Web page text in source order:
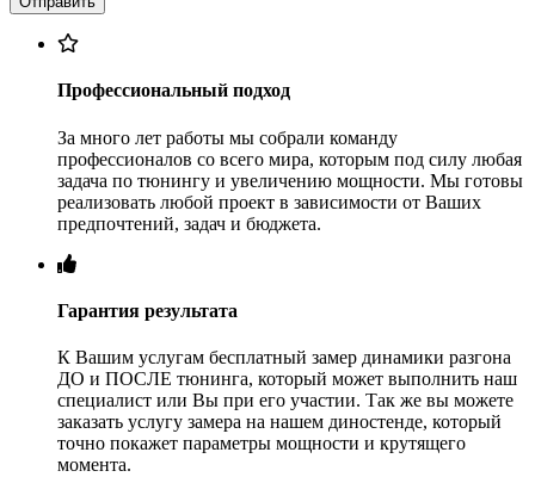
Профессиональный подход
За много лет работы мы собрали команду
профессионалов со всего мира, которым под силу любая
задача по тюнингу и увеличению мощности. Мы готовы
реализовать любой проект в зависимости от Ваших
предпочтений, задач и бюджета.
Гарантия результата
К Вашим услугам бесплатный замер динамики разгона
ДО и ПОСЛЕ тюнинга, который может выполнить наш
специалист или Вы при его участии. Так же вы можете
заказать услугу замера на нашем диностенде, который
точно покажет параметры мощности и крутящего
момента.